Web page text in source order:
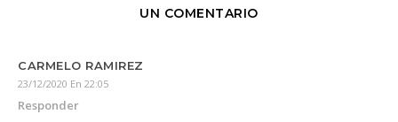
UN COMENTARIO
CARMELO RAMIREZ
23/12/2020 En 22:05
Responder